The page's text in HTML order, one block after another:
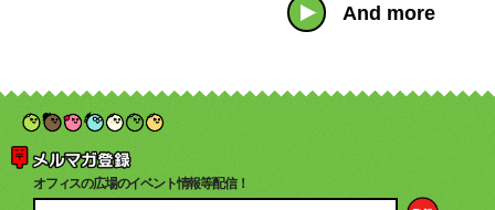
And more
オフィスの広場のイベント情報等配信！